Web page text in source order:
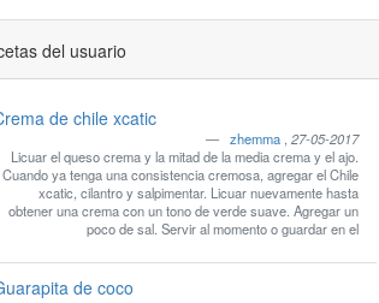
del usuario
de chile xcatic
zhemma ,27-05-2017
Licuar el queso crema y la mitad de la media crema y el ajo.
Cuando ya tenga una consistencia cremosa, agregar el Chile
xcatic, cilantro y salpimentar. Licuar nuevamente hasta
obtener una crema con un tono de verde suave. Agregar un
poco de sal. Servir al momento o guardar en el
de coco